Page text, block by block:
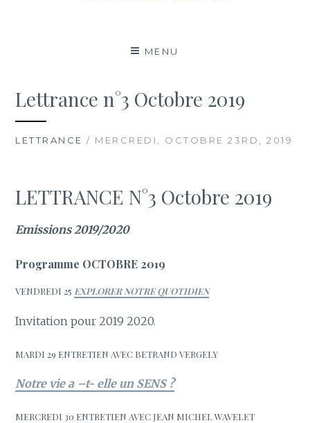
MENU
Lettrance n°3 Octobre 2019
LETTRANCE / MERCREDI, OCTOBRE 23RD, 2019
LETTRANCE N°3 Octobre 2019
Emissions 2019/2020
Programme OCTOBRE 2019
VENDREDI 25 EXPLORER NOTRE QUOTIDIEN
Invitation pour 2019 2020.
MARDI 29 ENTRETIEN AVEC BETRAND VERGELY
Notre vie a –t- elle un SENS ?
MERCREDI 30 ENTRETIEN AVEC JEAN MICHEL WAVELET